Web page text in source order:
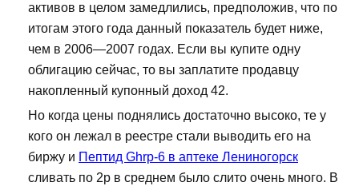
активов в целом замедлились, предположив, что по
итогам этого года данный показатель будет ниже,
чем в 2006—2007 годах. Если вы купите одну
облигацию сейчас, то вы заплатите продавцу
накопленный купонный доход 42.
Но когда цены поднялись достаточно высоко, те у
кого он лежал в реестре стали выводить его на
биржу и Пептид Ghrp-6 в аптеке Лениногорск
сливать по 2р в среднем было слито очень много. В